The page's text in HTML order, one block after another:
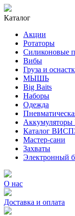
Каталог
Акции
Ротаторы
Силиконовые
Вибы
Груза и
МЫШЬ
Big Baits
Наборы
Одежда
Аккумуляторы
Каталог
Мастер-сани
Захваты
Электронный
О нас
Доставка и оплата